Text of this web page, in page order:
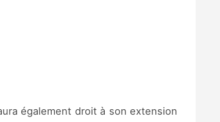
également droit à son extension